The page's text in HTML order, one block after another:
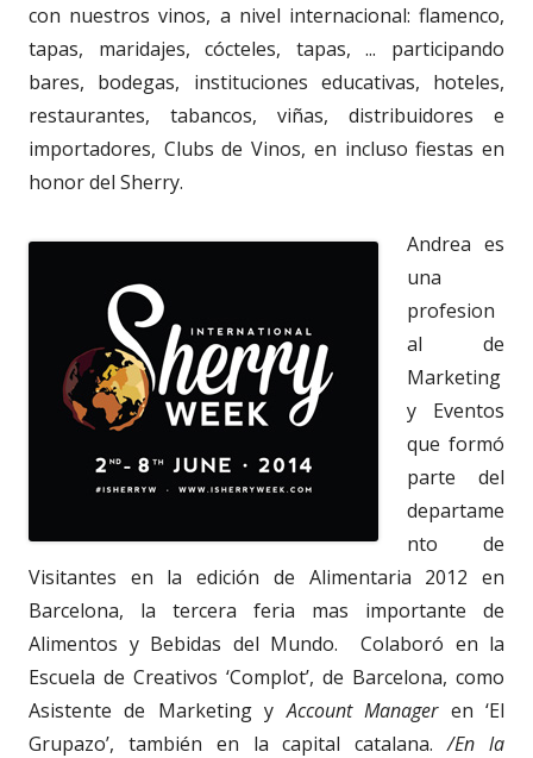
con nuestros vinos, a nivel internacional: flamenco,
tapas, maridajes, cócteles, tapas, ... participando
bares, bodegas, instituciones educativas, hoteles,
restaurantes, tabancos, viñas, distribuidores e
importadores, Clubs de Vinos, en incluso fiestas en
honor del Sherry.
Andrea es
una
profesion
al de
Marketing
y Eventos
que formó
parte del
departame
nto de
Visitantes en la edición de Alimentaria 2012 en
Barcelona, la tercera feria mas importante de
Alimentos y Bebidas del Mundo. Colaboró en la
Escuela de Creativos ‘Complot’, de Barcelona, como
Asistente de Marketing yAccount Manageren ‘El
Grupazo’, también en la capital catalana./En la